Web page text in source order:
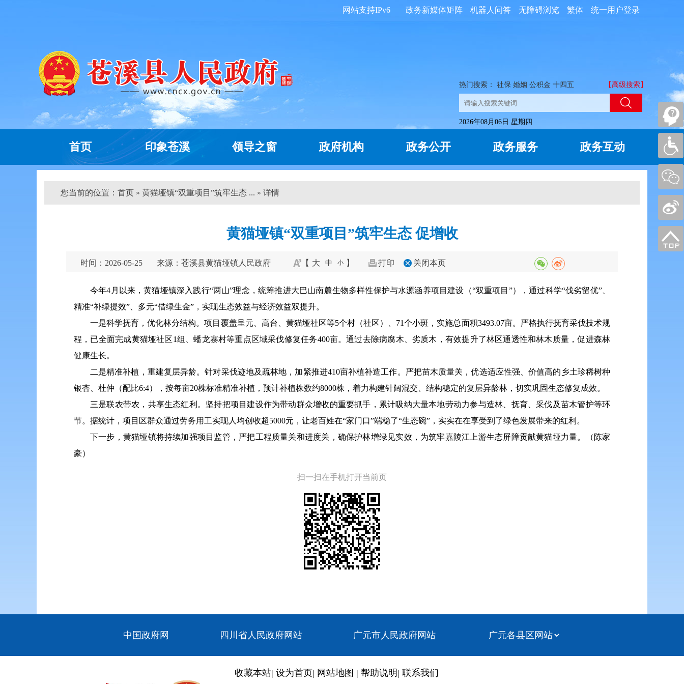
统一用户登录
繁体
无障碍浏览
机器人问答
政务新媒体矩阵
网站支持IPv6
热门搜索： 社保 婚姻 公积金 十四五 【高级搜索】
2026年08月06日 星期四
首页 印象苍溪 领导之窗 政府机构 政务公开 政务服务 政务互动
您当前的位置： 首页 » 黄猫垭镇“双重项目”筑牢生态 ... » 详情
黄猫垭镇“双重项目”筑牢生态 促增收
时间：2026-05-25 来源：苍溪县黄猫垭镇人民政府 【 大 中 小 】 打印 关闭本页
今年4月以来，黄猫垭镇深入践行“两山”理念，统筹推进大巴山南麓生物多样性保护与水源涵养项目建设（“双重项目”），通过科学“伐劣留优”、
精准“补绿提效”、多元“借绿生金”，实现生态效益与经济效益双提升。
一是科学抚育，优化林分结构。项目覆盖呈元、高台、黄猫垭社区等5个村（社区）、71个小斑，实施总面积3493.07亩。严格执行抚育采伐技术规
程，已全面完成黄猫垭社区1组、蟠龙寨村等重点区域采伐修复任务400亩。通过去除病腐木、劣质木，有效提升了林区通透性和林木质量，促进森林
健康生长。
二是精准补植，重建复层异龄。针对采伐迹地及疏林地，加紧推进410亩补植补造工作。严把苗木质量关，优选适应性强、价值高的乡土珍稀树种
银杏、杜仲（配比6:4），按每亩20株标准精准补植，预计补植株数约8000株，着力构建针阔混交、结构稳定的复层异龄林，切实巩固生态修复成效。
三是联农带农，共享生态红利。坚持把项目建设作为带动群众增收的重要抓手，累计吸纳大量本地劳动力参与造林、抚育、采伐及苗木管护等环
节。据统计，项目区群众通过劳务用工实现人均创收超5000元，让老百姓在“家门口”端稳了“生态碗”，实实在在享受到了绿色发展带来的红利。
下一步，黄猫垭镇将持续加强项目监管，严把工程质量关和进度关，确保护林增绿见实效，为筑牢嘉陵江上游生态屏障贡献黄猫垭力量。（陈家
豪）
扫一扫在手机打开当前页
中国政府网 四川省人民政府网站 广元市人民政府网站
收藏本站| 设为首页| 网站地图 | 帮助说明 | 联系我们